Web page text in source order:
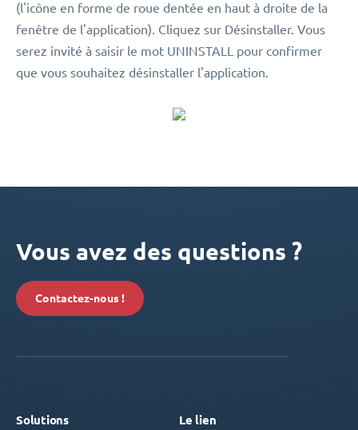
(l'icône en forme de roue dentée en haut à droite de la
fenêtre de l'application). Cliquez sur Désinstaller. Vous
serez invité à saisir le mot UNINSTALL pour confirmer
que vous souhaitez désinstaller l'application.
Vous avez des questions ?
Contactez-nous !
Solutions Le lien